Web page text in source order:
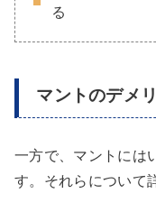
る
マントのデメ
一方で、マントには
す。それらについて